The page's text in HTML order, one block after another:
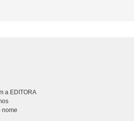
a EDITORA
nome